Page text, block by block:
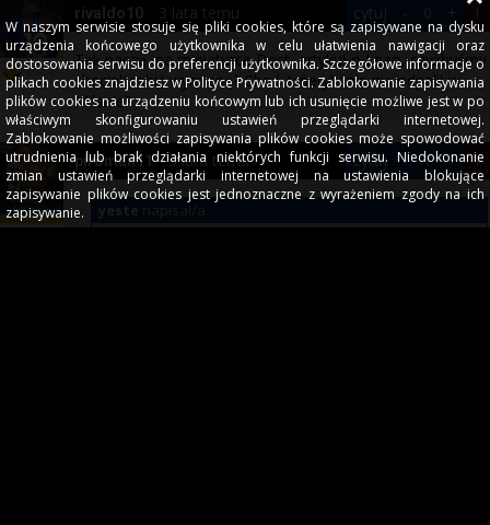
Tak paczę, na miniaturce Dest, artykuł o Leao, czyżbyśmy
checieli robić wymianę? Choć Amerykanin nie odpalił w
Milanie?
rivaldo10 3 lata temu cytuj - 0 + !
yeste napisał/a
piroman11 3 lata temu cytuj - 1 + !
W naszym serwisie stosuje się pliki cookies, które są zapisywane na dysku
urządzenia końcowego użytkownika w celu ułatwienia nawigacji oraz
dostosowania serwisu do preferencji użytkownika. Szczegółowe informacje o
plikach cookies znajdziesz w Polityce Prywatności. Zablokowanie zapisywania
plików cookies na urządzeniu końcowym lub ich usunięcie możliwe jest w po
właściwym skonfigurowaniu ustawień przeglądarki internetowej.
Zablokowanie możliwości zapisywania plików cookies może spowodować
utrudnienia lub brak działania niektórych funkcji serwisu. Niedokonanie
zmian ustawień przeglądarki internetowej na ustawienia blokujące
zapisywanie plików cookies jest jednoznaczne z wyrażeniem zgody na ich
zapisywanie.